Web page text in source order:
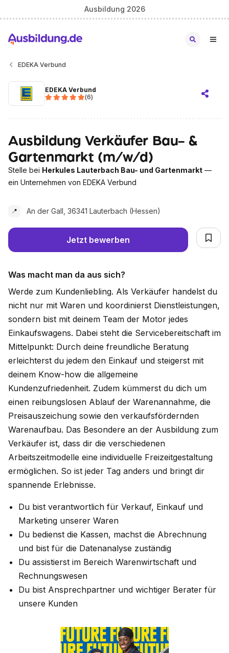
Ausbildung 2026
EDEKA Verbund
EDEKA Verbund
(6)
Ausbildung Verkäufer Bau- &
Gartenmarkt (m/w/d)
Stelle bei Herkules Lauterbach Bau- und Gartenmarkt —
ein Unternehmen von EDEKA Verbund
📍 An der Gall, 36341 Lauterbach (Hessen)
Jetzt bewerben
Was macht man da aus sich?
Werde zum Kundenliebling. Als Verkäufer handelst du
nicht nur mit Waren und koordinierst Dienstleistungen,
sondern bist mit deinem Team der Motor jedes
Einkaufswagens. Dabei steht die Servicebereitschaft im
Mittelpunkt: Durch deine freundliche Beratung
erleichterst du jedem den Einkauf und steigerst mit
deinem Know-how die allgemeine
Kundenzufriedenheit. Zudem kümmerst du dich um
einen reibungslosen Ablauf der Warenannahme, die
Preisauszeichung sowie den verkaufsfördernden
Warenaufbau. Das Besondere an der Ausbildung zum
Verkäufer ist, dass dir die verschiedenen
Arbeitszeitmodelle eine individuelle Freizeitgestaltung
ermöglichen. So ist jeder Tag anders und bringt dir
spannende Erlebnisse.
Du bist verantwortlich für Verkauf, Einkauf und
Marketing unserer Waren
Du bedienst die Kassen, machst die Abrechnung
und bist für die Datenanalyse zuständig
Du assistierst im Bereich Warenwirtschaft und
Rechnungswesen
Du bist Ansprechpartner und wichtiger Berater für
unsere Kunden